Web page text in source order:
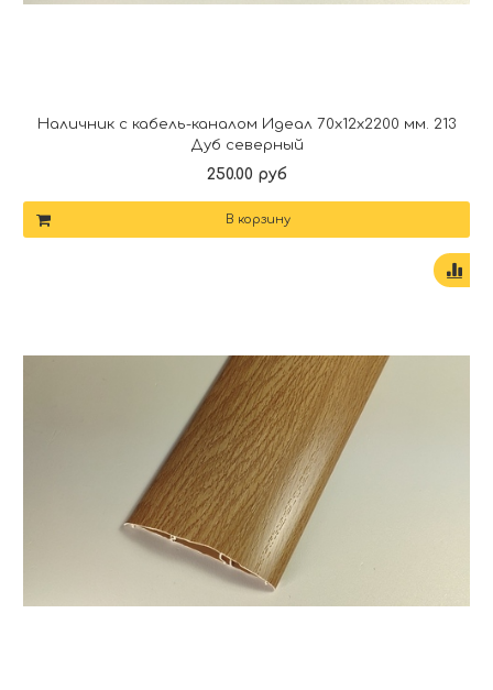
Наличник с кабель-каналом Идеал 70х12х2200 мм. 213
Дуб северный
250.00 руб
В корзину